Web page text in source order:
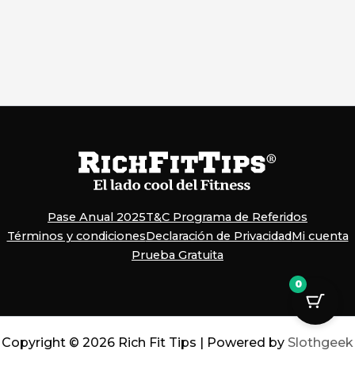
Pase Anual 2025T&C Programa de Referidos
Términos y condicionesDeclaración de PrivacidadMi cuenta
Prueba Gratuita
Copyright © 2026 Rich Fit Tips | Powered by Slothgeek
0